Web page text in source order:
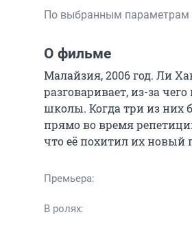
По выбранным параметрам
О фильме
Малайзия, 2006 год. Ли
разговаривает, из-за
школы. Когда три из них
прямо во время
что её похитил их новый
Премьера:
В ролях: